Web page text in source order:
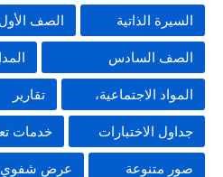
السيرة الذاتية الصف الأول
الصف السادس
المواد الاجتماعية، تقارير
جداول الاختبارات خدمات
صور متنوعة عرض شفوي